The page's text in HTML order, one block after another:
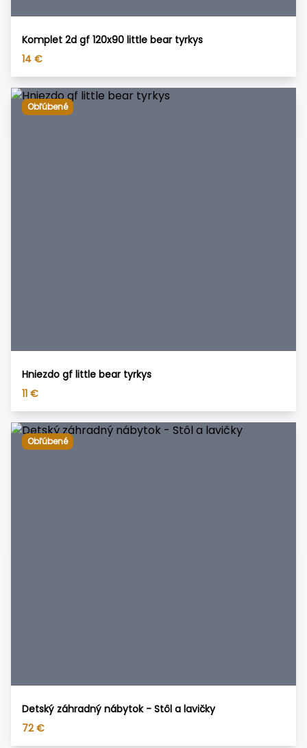
Komplet 2d gf 120x90 little bear tyrkys
14 €
Obľúbené
Hniezdo gf little bear tyrkys
11 €
Obľúbené
Detský záhradný nábytok - Stôl a lavičky
72 €